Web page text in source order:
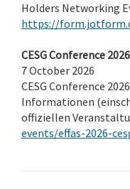
Holders Networking
https://
CESG Conference 2026
7 October 2026
CESG Conference
Informationen
offiziellen
events/effas-2026-